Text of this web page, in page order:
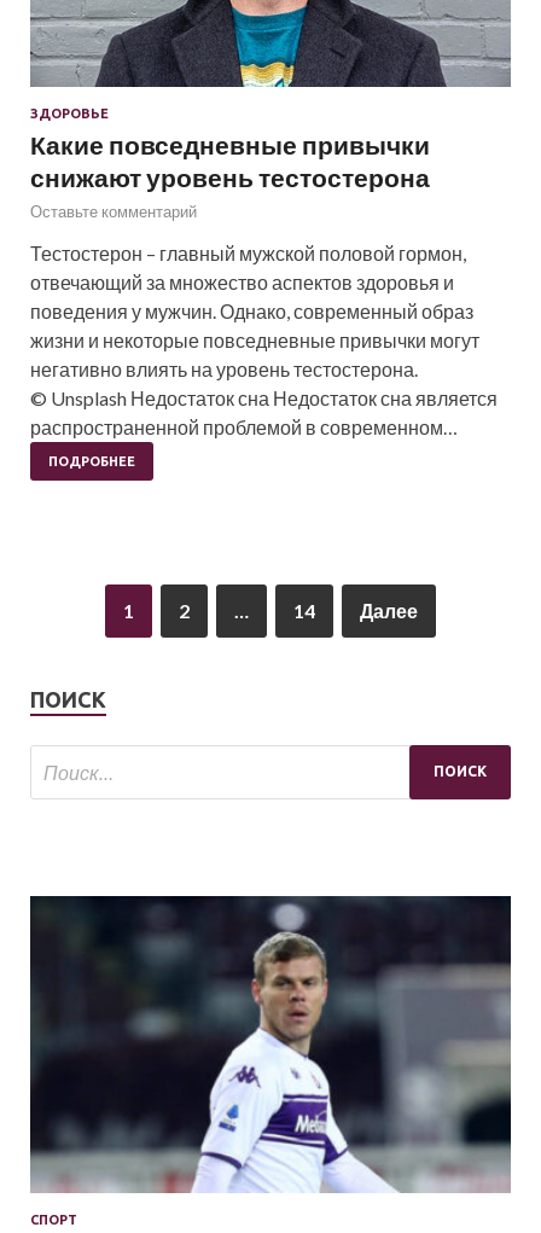
ЗДОРОВЬЕ
Какие повседневные привычки
снижают уровень тестостерона
Оставьте комментарий
Тестостерон – главный мужской половой гормон,
отвечающий за множество аспектов здоровья и
поведения у мужчин. Однако, современный образ
жизни и некоторые повседневные привычки могут
негативно влиять на уровень тестостерона.
© Unsplash Недостаток сна Недостаток сна является
распространенной проблемой в современном…
ПОДРОБНЕЕ
1 2 14 Далее
ПОИСК
СПОРТ